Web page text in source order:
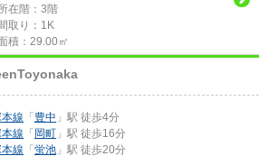
在階：3階
取り：1K
積：29.00㎡
線 「 豊中 」駅 徒歩4分
線 「 岡町 」駅 徒歩16分
線 「 蛍池 」駅 徒歩20分